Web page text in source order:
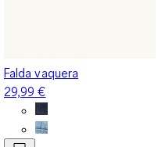
Falda vaquera
29,99 €